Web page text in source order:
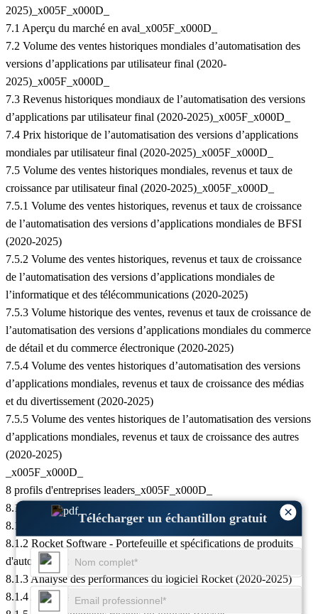
×
Télécharger un échantillon gratuit
2025)_x005F_x000D_
7.1 Aperçu du marché en aval_x005F_x000D_
7.2 Volume des ventes historiques mondiales d’automatisation des
versions d’applications par utilisateur final (2020-
2025)_x005F_x000D_
7.3 Revenus historiques mondiaux de l’automatisation des versions
d’applications par utilisateur final (2020-2025)_x005F_x000D_
7.4 Prix historique de l’automatisation des versions d’applications
mondiales par utilisateur final (2020-2025)_x005F_x000D_
7.5 Volume des ventes historiques mondiales, revenus et taux de
croissance par utilisateur final (2020-2025)_x005F_x000D_
7.5.1 Volume des ventes historiques, revenus et taux de croissance
de l’automatisation des versions d’applications mondiales de BFSI
(2020-2025)
7.5.2 Volume des ventes historiques, revenus et taux de croissance
de l’automatisation des versions d’applications mondiales de
l’informatique et des télécommunications (2020-2025)
7.5.3 Volume historique des ventes, revenus et taux de croissance de
l’automatisation des versions d’applications mondiales du commerce
de détail et du commerce électronique (2020-2025)
7.5.4 Volume des ventes historiques d’automatisation des versions
d’applications mondiales, revenus et taux de croissance des médias
et du divertissement (2020-2025)
7.5.5 Volume des ventes historiques de l’automatisation des versions
d’applications mondiales, revenus et taux de croissance des autres
(2020-2025)
_x005F_x000D_
8 profils d'entreprises leaders_x005F_x000D_
8.1 Logiciel Rocket
8.1.1 Informations sur Rocket Software Corporation
8.1.2 Rocket Software - Portefeuille et spécifications de produits
d'automatisation des versions d'applications
8.1.3 Analyse des performances du logiciel Rocket (2020-2025)
8.1.4 Activités de Rocket Software et marchés desservis